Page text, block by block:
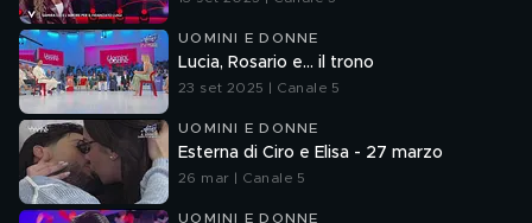
UOMINI E DONNE
Lucia, Rosario e... il trono
23 set 2025 | Canale 5
UOMINI E DONNE
Esterna di Ciro e Elisa - 27 marzo
26 mar | Canale 5
UOMINI E DONNE